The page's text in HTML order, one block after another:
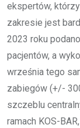
ekspertów,
zakresie jest
2023 roku
pacjentów, a
września tego
zabiegów (+/-
szczeblu
ramach KOS-